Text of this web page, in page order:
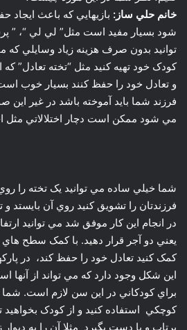
فرزند شما بايد آموخته باشد در غير اين
مي شود ممکن است دچار اختلالاتي مثل
شما خيلي ساده مي توانيد يک تخته را روي
فرزندتان را تشويق کنيد روي آن بايستد و
اين شکل وجود دارد که مي تواند از آنها
براي کودکاني در اين سن لازم است. شما
کوچکي استفاده کنيد و از کودک بخواهيد
پرتاب و با دست بگيرد مثلا آن را به ديوار
بيندازد و بگيرد.
ممکن است در ابتدا نتواند با يک دست اين